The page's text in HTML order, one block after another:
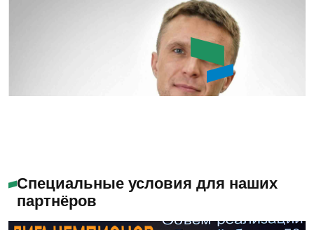
Специальные условия для наших
партнёров